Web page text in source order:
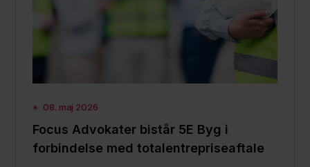
08. maj 2026
Focus Advokater bistår 5E Byg i
forbindelse med totalentrepriseaftale